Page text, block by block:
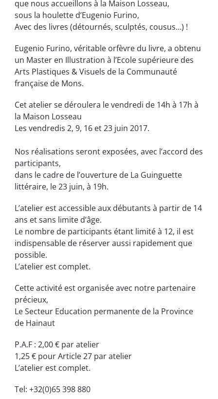
que nous accueillons à la Maison Losseau,
sous la houlette d’Eugenio Furino,
Avec des livres (détournés, sculptés, cousus…) !
Eugenio Furino, véritable orfèvre du livre, a obtenu
un Master en Illustration à l’Ecole supérieure des
Arts Plastiques & Visuels de la Communauté
française de Mons.
Cet atelier se déroulera le vendredi de 14h à 17h à
la Maison Losseau
Les vendredis 2, 9, 16 et 23 juin 2017.
Nos réalisations seront exposées, avec l’accord des
participants,
dans le cadre de l’ouverture de La Guinguette
littéraire, le 23 juin, à 19h.
L’atelier est accessible aux débutants à partir de 14
ans et sans limite d’âge.
Le nombre de participants étant limité à 12, il est
indispensable de réserver aussi rapidement que
possible.
L’atelier est complet.
Cette activité est organisée avec notre partenaire
précieux,
Le Secteur Education permanente de la Province
de Hainaut
P.A.F : 2,00 € par atelier
1,25 € pour Article 27 par atelier
L’atelier est complet.
Tel: +32(0)65 398 880